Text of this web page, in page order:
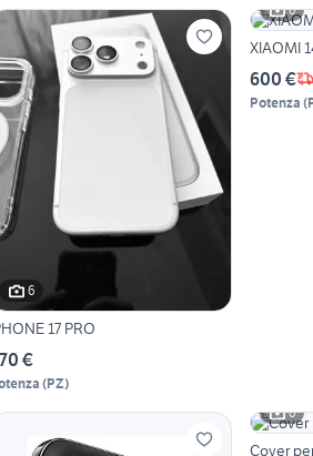
6
17 PRO
€
(PZ)
6
XIAOMI
600 €
Potenza (
6
Cover